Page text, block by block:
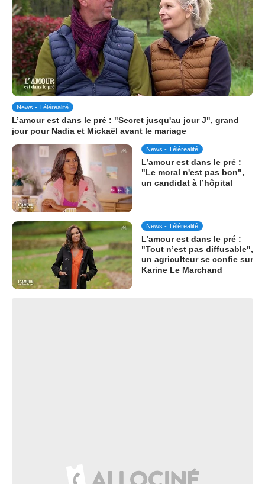
News - Télérealité
L’amour est dans le pré : "Secret jusqu'au jour J", grand
jour pour Nadia et Mickaël avant le mariage
News - Télérealité
L’amour est dans le pré :
"Le moral n'est pas bon",
un candidat à l’hôpital
News - Télérealité
L’amour est dans le pré :
"Tout n’est pas diffusable",
un agriculteur se confie sur
Karine Le Marchand